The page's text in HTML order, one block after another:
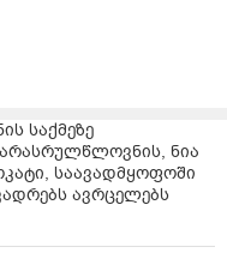
ლიდერი,
გაუვა.
შეცვლა
საქმეზე
ნია
საავადმყოფოში
ავრცელებს